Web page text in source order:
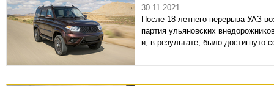
30.11.2021
После 18-летнего перерыва УАЗ
партия ульяновских
и, в результате, было достигнуто